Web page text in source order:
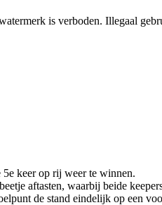
is verboden. Illegaal
keer op rij weer te winnen.
aftasten, waarbij beide
de stand eindelijk op een